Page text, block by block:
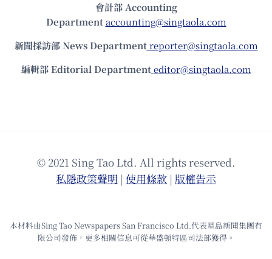
會計部 Accounting
Department accounting@singtaola.com
新聞採訪部 News Department reporter@singtaola.com
編輯部 Editorial Department editor@singtaola.com
© 2021 Sing Tao Ltd. All rights reserved.
私隱政策聲明 | 使⽤條款 | 版權告⽰
本材料由Sing Tao Newspapers San Francisco Ltd.代表星島新聞集團有
限公司發佈，更多相關信息可從華盛頓特區司法部獲得。